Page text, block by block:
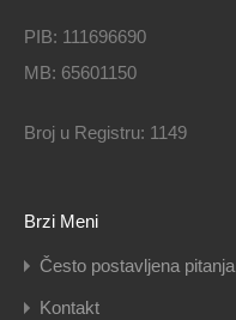
PIB: 111696690
MB: 65601150
Broj u Registru: 1149
Brzi Meni
Često postavljena pitanja
Kontakt